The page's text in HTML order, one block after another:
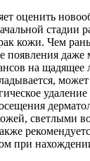
оценить
стадии
кожи. Чем
появления даже
на щадящее
может
удаление
светлыми
при